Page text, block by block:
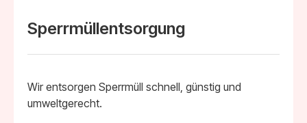
Sperrmüllentsorgung
Wir entsorgen Sperrmüll schnell, günstig und
umweltgerecht.